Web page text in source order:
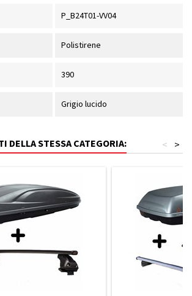
P_B24T01-VV04
Polistirene
390
Grigio lucido
DELLA STESSA CATEGORIA: >
<